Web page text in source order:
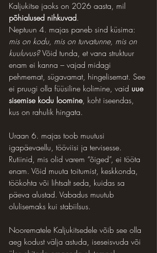
Kaljukitse jaoks on 2026 aasta, mil
põhialused nihkuvad.
Neptuun 4. majas paneb sind küsima:
mis on kodu, mis on turvatunne, mis on
kuuluvus? Võid tunda, et vana struktuur
enam ei kanna – vajad midagi
pehmemat, sügavamat, hingelisemat. See
ei pruugi olla füüsiline kolimine, vaid uue
sisemise kodu loomine, koht iseendas,
kus on rahulik hingata.
Uraan 6. majas toob muutusi
igapäevaellu, tööviisi ja tervisesse.
Rutiinid, mis olid varem “õiged”, ei tööta
enam. Võid muuta toitumist, keskkonda,
töökohta või lihtsalt seda, kuidas sa
päeva alustad. Vabadus muutub
olulisemaks kui stabiilsus.
Noorematele Kaljukitsedele võib see olla
aeg kodust välja astuda, iseseisvuda või